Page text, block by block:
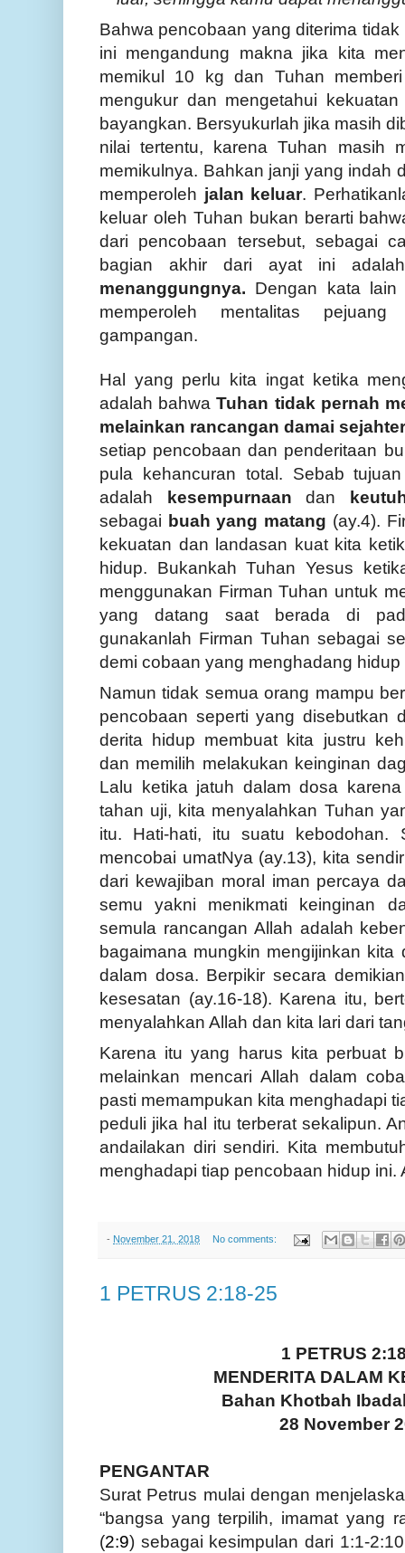
Bahwa pencobaan yang diterima
ini mengandung makna jika kita
memikul 10 kg dan Tuhan
mengukur dan mengetahui
bayangkan. Bersyukurlah jika masih
nilai tertentu, karena Tuhan masih
memikulnya. Bahkan janji yang indah
memperoleh jalan keluar.
keluar oleh Tuhan bukan berarti
dari pencobaan tersebut, sebagai
bagian akhir dari ayat ini
menanggungnya. Dengan kata lain
memperoleh mentalitas
gampangan.
Hal yang perlu kita ingat ketika
adalah bahwaTuhan tidak pernah
melainkan rancangan damai
setiap pencobaan dan penderitaan
pula kehancuran total. Sebab
adalah
kesempurnaan dan
sebagai buah yang matang (ay.4).
kekuatan dan landasan kuat kita
hidup. Bukankah Tuhan Yesus
menggunakan Firman Tuhan untuk
yang datang saat berada di
gunakanlah Firman Tuhan sebagai
demi cobaan yang menghadang hidup
Namun tidak semua orang mampu
pencobaan seperti yang disebutkan
derita hidup membuat kita justru
dan memilih melakukan keinginan
Lalu ketika jatuh dalam dosa
tahan uji, kita menyalahkan Tuhan
itu. Hati-hati, itu suatu kebodohan.
mencobai umatNya (ay.13), kita
dari kewajiban moral iman percaya
semu yakni menikmati keinginan
semula rancangan Allah adalah
bagaimana mungkin mengijinkan
dalam dosa. Berpikir secara
kesesatan (ay.16-18). Karena itu,
menyalahkan Allah dan kita lari dari
Karena itu yang harus kita perbuat
melainkan mencari Allah dalam
pasti memampukan kita menghadapi
peduli jika hal itu terberat sekalipun.
andailakan diri sendiri. Kita
menghadapi tiap pencobaan hidup ini.
- November 21, 2018 No comments:
1 PETRUS 2:18-25
1 PETRUS
MENDERITA DALAM
Bahan Khotbah
28 November
PENGANTAR
Surat Petrus mulai dengan
“bangsa yang terpilih, imamat yang
(2:9) sebagai kesimpulandari 1:1-